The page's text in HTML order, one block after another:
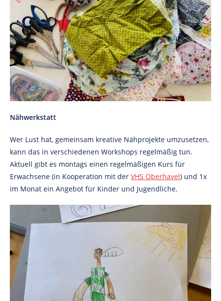
Nähwerkstatt
Wer Lust hat, gemeinsam kreative Nähprojekte umzusetzen,
kann das in verschiedenen Workshops regelmäßig tun.
Aktuell gibt es montags einen regelmäßigen Kurs für
Erwachsene (in Kooperation mit der VHS Oberhavel) und 1x
im Monat ein Angebot für Kinder und Jugendliche.